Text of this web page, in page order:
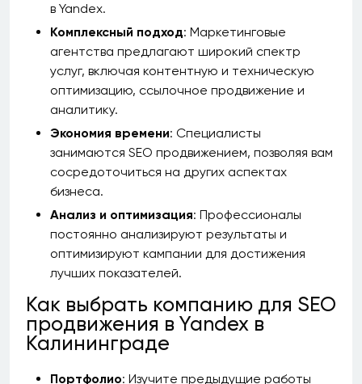
в Yandex.
Комплексный подход: Маркетинговые
агентства предлагают широкий спектр
услуг, включая контентную и техническую
оптимизацию, ссылочное продвижение и
аналитику.
Экономия времени: Специалисты
занимаются SEO продвижением, позволяя вам
сосредоточиться на других аспектах
бизнеса.
Анализ и оптимизация: Профессионалы
постоянно анализируют результаты и
оптимизируют кампании для достижения
лучших показателей.
Как выбрать компанию для SEO
продвижения в Yandex в
Калининграде
Портфолио: Изучите предыдущие работы